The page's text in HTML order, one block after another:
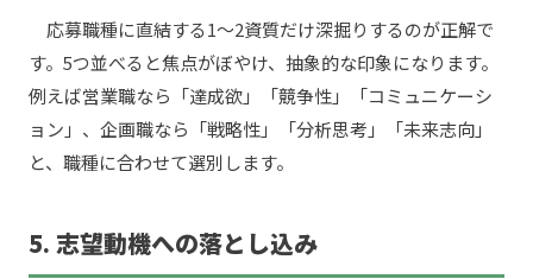
応募職種に直結する1〜2資質だけ深掘りするのが正解で
す。5つ並べると焦点がぼやけ、抽象的な印象になります。
例えば営業職なら「達成欲」「競争性」「コミュニケーシ
ョン」、企画職なら「戦略性」「分析思考」「未来志向」
と、職種に合わせて選別します。
5. 志望動機への落とし込み